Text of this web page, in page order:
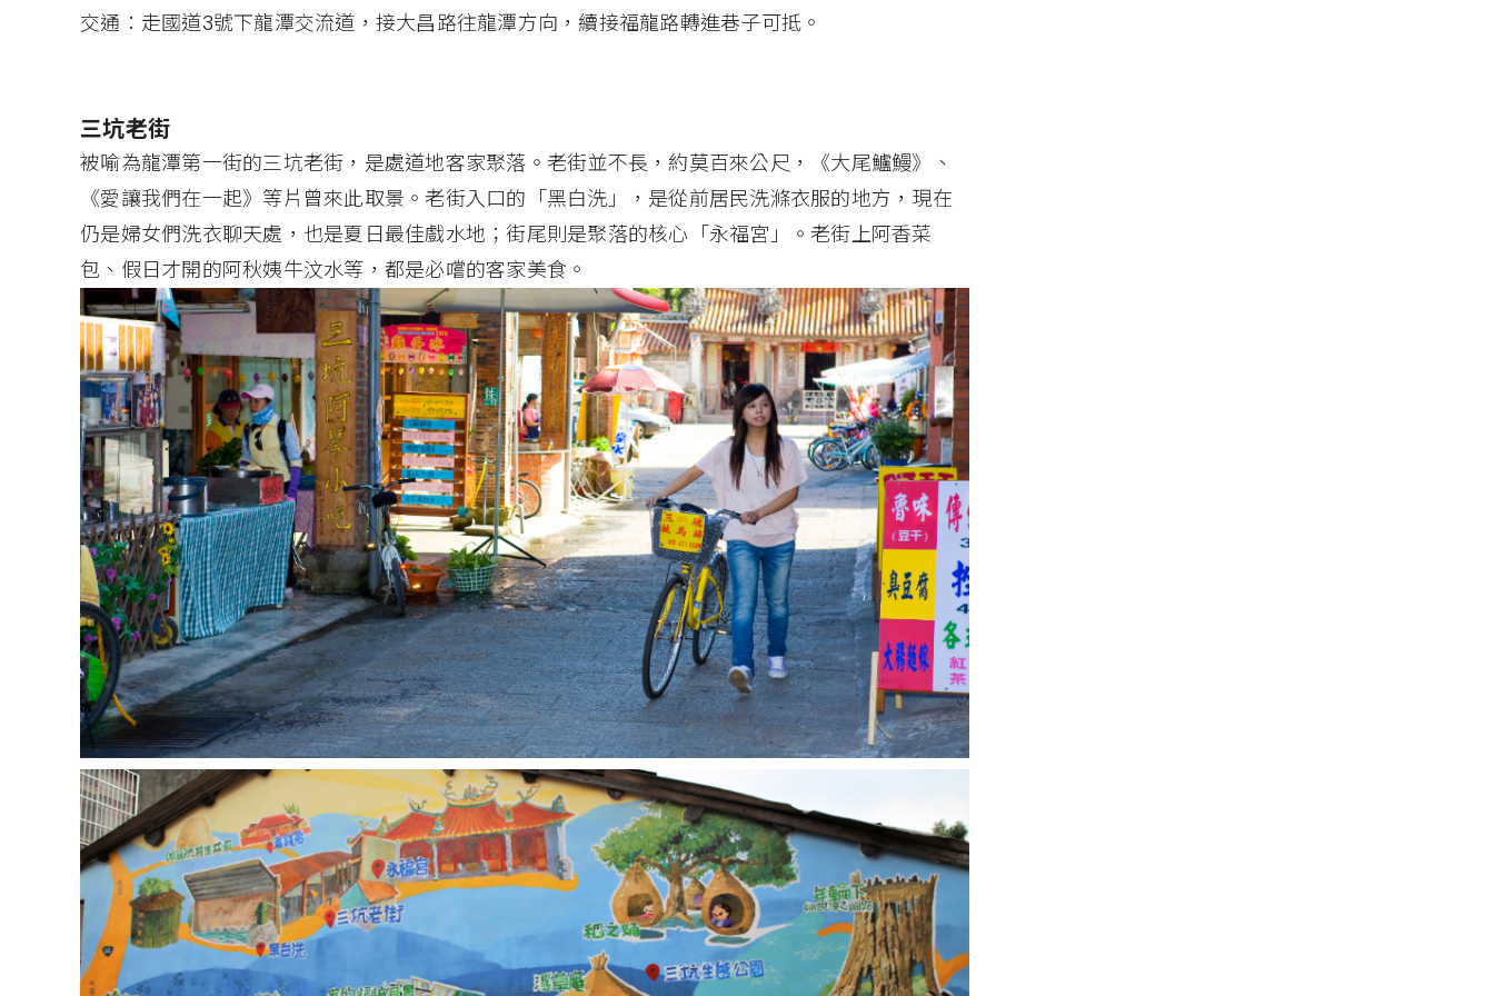
交通：走國道3號下龍潭交流道，接大昌路往龍潭方向，續接福龍路轉進巷子可抵。
三坑老街
被喻為龍潭第一街的三坑老街，是處道地客家聚落。老街並不長，約莫百來公尺，《大尾鱸鰻》、
《愛讓我們在一起》等片曾來此取景。老街入口的「黑白洗」，是從前居民洗滌衣服的地方，現在
仍是婦女們洗衣聊天處，也是夏日最佳戲水地；街尾則是聚落的核心「永福宮」。老街上阿香菜
包、假日才開的阿秋姨牛汶水等，都是必嚐的客家美食。